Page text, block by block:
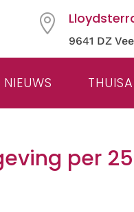

9641 DZ
NIEUWS
per